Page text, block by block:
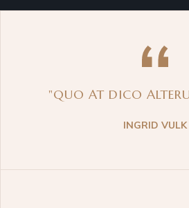
"QUO AT DICO
INGRID VULK